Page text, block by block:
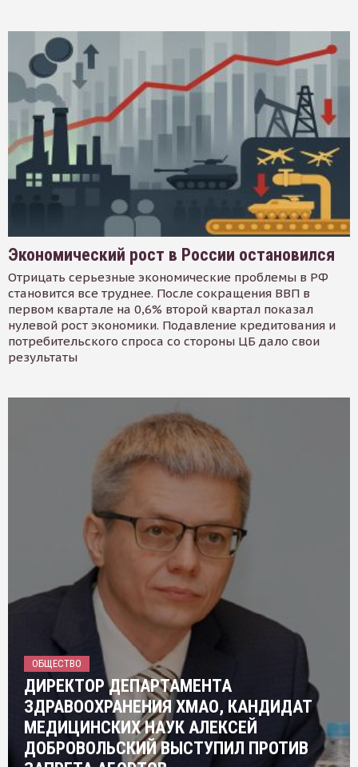
Экономический рост в России остановился
Отрицать серьезные экономические проблемы в РФ
становится все труднее. После сокращения ВВП в
первом квартале на 0,6% второй квартал показал
нулевой рост экономики. Подавление кредитования и
потребительского спроса со стороны ЦБ дало свои
результаты
ОБЩЕСТВО
ДИРЕКТОР ДЕПАРТАМЕНТА
ЗДРАВООХРАНЕНИЯ ХМАО, КАНДИДАТ
МЕДИЦИНСКИХ НАУК АЛЕКСЕЙ
ДОБРОВОЛЬСКИЙ ВЫСТУПИЛ ПРОТИВ